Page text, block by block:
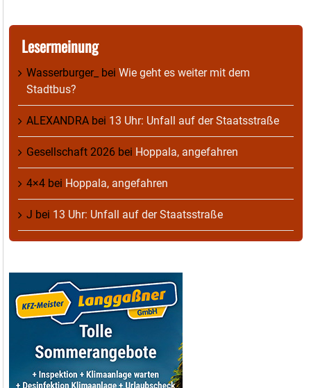
Lesermeinung
Wasserburger_ bei Wie geht es weiter mit dem
Stadtbus?
ALEXANDRA bei 13 Uhr: Unfall auf der Staatsstraße
Gesellschaft 2026 bei Hoppala, angefahren
4×4 bei Hoppala, angefahren
J bei 13 Uhr: Unfall auf der Staatsstraße